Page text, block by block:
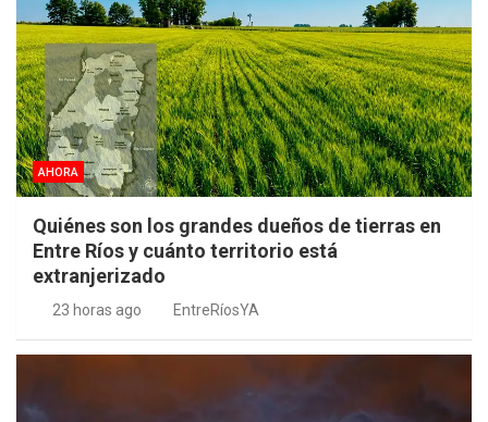
AHORA
Quiénes son los grandes dueños de tierras en
Entre Ríos y cuánto territorio está
extranjerizado
23 horas ago EntreRíosYA